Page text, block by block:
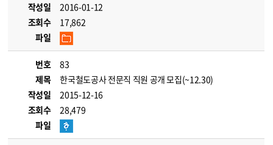
작성일
2016-01-12
조회수
17,862
파일
번호
83
제목
한국철도공사 전문직 직원 공개 모집(~12.30)
작성일
2015-12-16
조회수
28,479
파일